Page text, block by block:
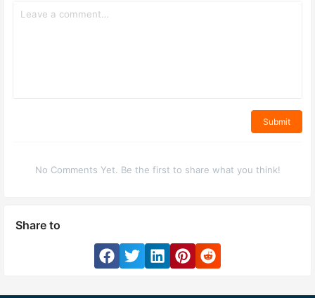
Submit
No Comments Yet. Be the first to share what you think!
Share to